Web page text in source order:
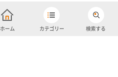
ホーム カテゴリー 検索する